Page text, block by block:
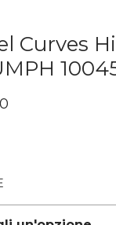
Curves